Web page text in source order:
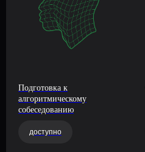
Подготовка к
алгоритмическому
собеседованию
доступно